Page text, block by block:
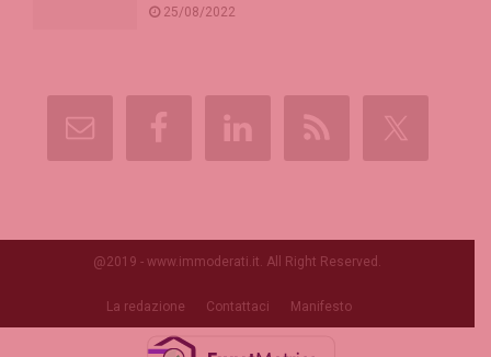
25/08/2022
@2019 - www.immoderati.it. All Right Reserved.
La redazione Contattaci Manifesto